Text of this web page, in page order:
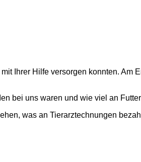
Ihrer Hilfe versorgen konnten.
bei uns waren und wie viel an
was an Tierarztechnungen